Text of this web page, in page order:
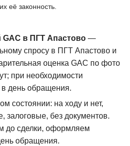
её законность.
в ПГТ Апастово—
спросу в ПГТ Апастово и
оценка GAC по фото
при необходимости
день обращения.
состоянии: на ходу и нет,
залоговые, без документов.
до сделки, оформляем
обращения.